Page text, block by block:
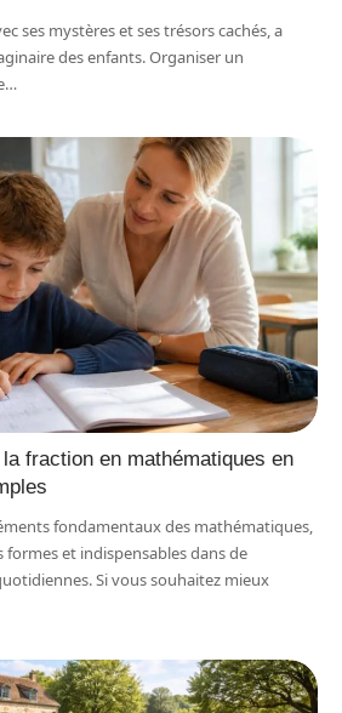
ses mystères et ses trésors cachés, a
des enfants. Organiser un
…
fraction en mathématiques en
fondamentaux des mathématiques,
formes et indispensables dans de
Si vous souhaitez mieux